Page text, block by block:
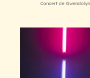
Concert de